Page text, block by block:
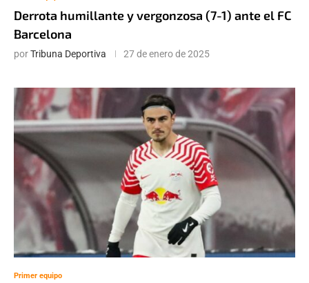
Derrota humillante y vergonzosa (7-1) ante el FC
Barcelona
porTribuna Deportiva 27 de enero de 2025
Primer equipo